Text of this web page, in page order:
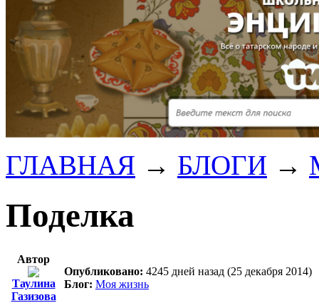
ГЛАВНАЯ → БЛОГИ →
Поделка
Автор
Таулина
Газизова
Опубликовано: 4245 дней назад (25 декабря 2014)
Блог: Моя жизнь